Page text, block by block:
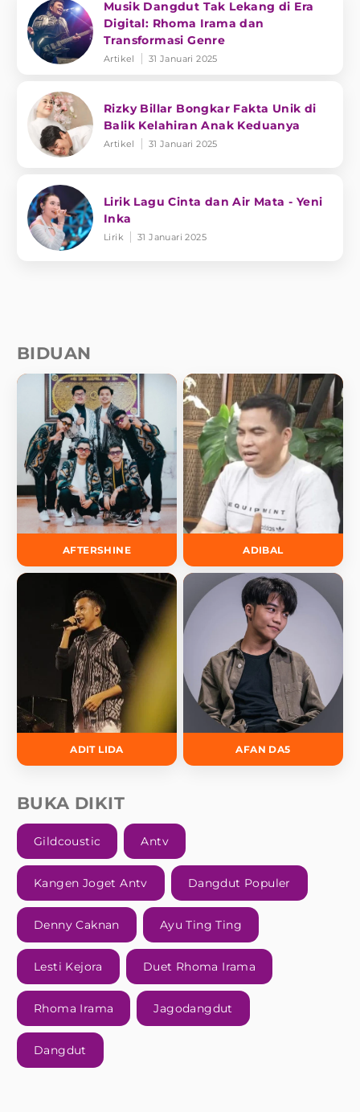
Musik Dangdut Tak Lekang di Era
Digital: Rhoma Irama dan
Transformasi Genre
Artikel 31 Januari 2025
Rizky Billar Bongkar Fakta Unik di
Balik Kelahiran Anak Keduanya
Artikel 31 Januari 2025
Lirik Lagu Cinta dan Air Mata - Yeni
Inka
Lirik 31 Januari 2025
BIDUAN
AFTERSHINE ADIBAL
ADIT LIDA AFAN DA5
BUKA DIKIT
Gildcoustic Antv
Kangen Joget Antv Dangdut Populer
Denny Caknan Ayu Ting Ting
Lesti Kejora Duet Rhoma Irama
Rhoma Irama Jagodangdut
Dangdut